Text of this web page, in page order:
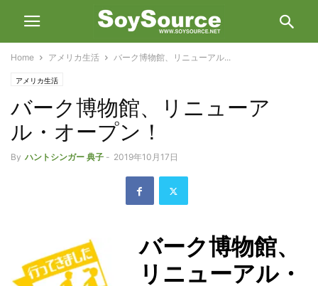
Home アメリカ生活 バーク博物館、リニューアル...
アメリカ生活
バーク博物館、リニューア
ル・オープン！
By ハントシンガー 典子 - 2019年10月17日
バーク博物館、
リニューアル・